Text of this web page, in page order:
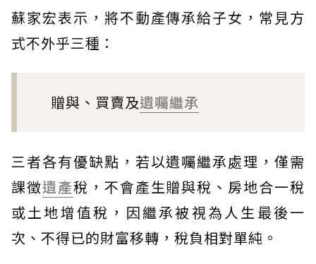
蘇家宏表示，將不動產傳承給子女，常見方
式不外乎三種：
贈與、買賣及遺囑繼承
三者各有優缺點，若以遺囑繼承處理，僅需
課徵遺產稅，不會產生贈與稅、房地合一稅
或土地增值稅，因繼承被視為人生最後一
次、不得已的財富移轉，稅負相對單純。